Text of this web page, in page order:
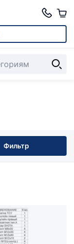
Фильтр